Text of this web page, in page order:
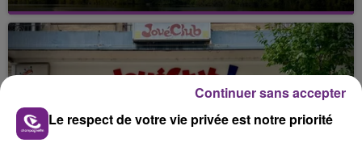
Cela fait déjà une semaine que la centrale
nucléaire ardennaise est à l'arrêt. Une situation
justifiée par la sécheresse intense qui est toujours
présente.
Le respect de votre vie privée est notre priorité
Continuer sans accepter